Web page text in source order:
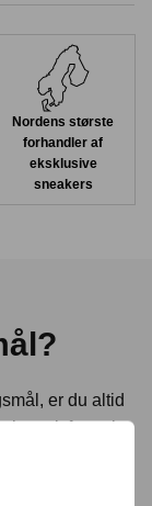
Nordens største
forhandler af
eksklusive
sneakers
er du altid
kontaktformular